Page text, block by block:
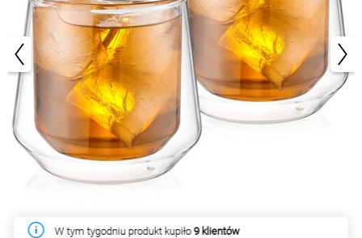
W tym tygodniu produkt kupiło9 klientów